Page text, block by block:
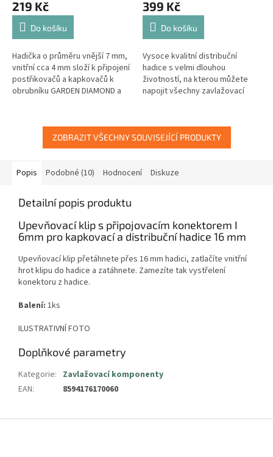
219 Kč
Do košíku
Hadička o průměru vnější 7 mm,
vnitřní cca 4 mm složí k připojení
postřikovačů a kapkovačů k
obrubníku GARDEN DIAMOND a
399 Kč
Do košíku
Vysoce kvalitní distribuční
hadice s velmi dlouhou
životností, na kterou můžete
napojit všechny zavlažovací
má...
ZOBRAZIT VŠECHNY SOUVISEJÍCÍ PRODUKTY
Popis Podobné (10) Hodnocení Diskuze
Detailní popis produktu
Upevňovací klip s připojovacím konektorem I
6mm pro kapkovací a distribuční hadice 16 mm
Upevňovací klip přetáhnete přes 16 mm hadici, zatlačíte vnitřní
hrot klipu do hadice a zatáhnete. Zamezíte tak vystřelení
konektoru z hadice.
Balení: 1ks
ILUSTRATIVNÍ FOTO
Doplňkové parametry
Kategorie: Zavlažovací komponenty
EAN: 8594176170060